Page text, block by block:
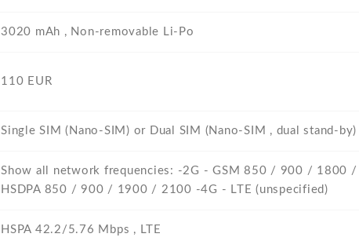
3020 mAh , Non-removable Li-Po
110 EUR
Single SIM (Nano-SIM) or Dual SIM (Nano-SIM , dual stand-by)
Show all network frequencies: -2G - GSM 850 / 900 / 1800
HSDPA 850 / 900 / 1900 / 2100 -4G - LTE (unspecified)
HSPA 42.2/5.76 Mbps , LTE